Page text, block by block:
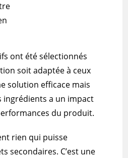
ont été sélectionnés
soit adaptée à ceux
solution efficace mais
ingrédients a un impact
du produit.
rien qui puisse
secondaires. C’est une